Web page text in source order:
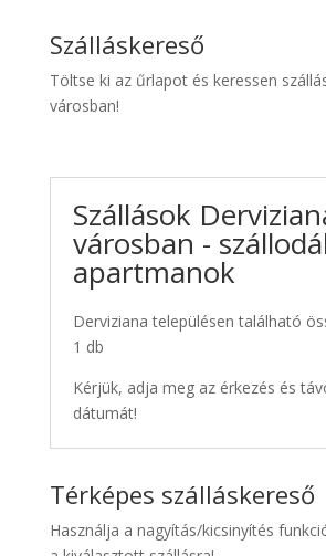
Kiwi
Taxi
Szálláskereső
Töltse ki az űrlapot és keressen
városban!
Szállások
városban -
apartmanok
Derviziana településen található
1 db
Kérjük, adja meg az érkezés és
dátumát!
Térképes szálláskereső
Használja a nagyítás/kicsinyítés